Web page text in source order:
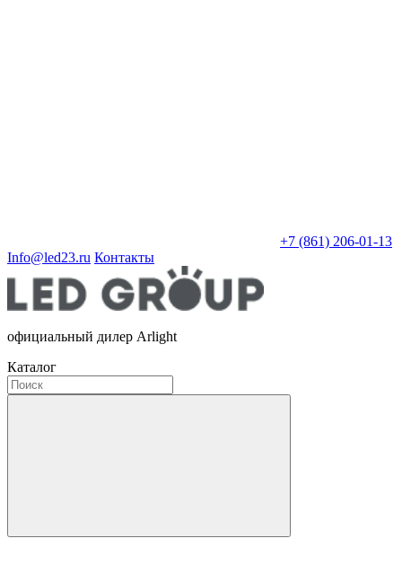
+7 (861) 206-01-13
Info@led23.ru Контакты
официальный дилер Arlight
Каталог